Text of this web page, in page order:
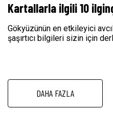
Kartallarla ilgili 10
Gökyüzünün en etkileyici
şaşırtıcı bilgileri sizin için
DAHA FAZLA